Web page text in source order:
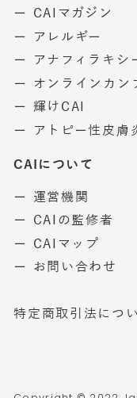
ー CAIマガジン
ー アレルギー
ー アナフィラキシ
ー オンラインカン
ー 輝けCAI
ー アトピー性皮膚
CAIについて
ー 運営機関
ー CAIの監修者
ー CAIマップ
ー お問い合わせ
特定商取引法につ